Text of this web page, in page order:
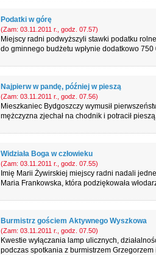
Podatki w górę
(Zam: 03.11.2011 r., godz. 07.57)
Miejscy radni podwyższyli stawki podatku
do gminnego budżetu wpłynie dodatkowo 750
Najpierw w pandę, później w pieszą
(Zam: 03.11.2011 r., godz. 07.56)
Mieszkaniec Bydgoszczy wymusił
mężczyzna zjechał na chodnik i potracił
Widziała Boga w człowieku
(Zam: 03.11.2011 r., godz. 07.55)
Imię Marii Żywirskiej miejscy radni nadali
Maria Frankowska, która podziękowała
Burmistrz gościem Aktywnego Wyszkowa
(Zam: 03.11.2011 r., godz. 07.50)
Kwestie wyłączania lamp ulicznych,
podczas spotkania z burmistrzem